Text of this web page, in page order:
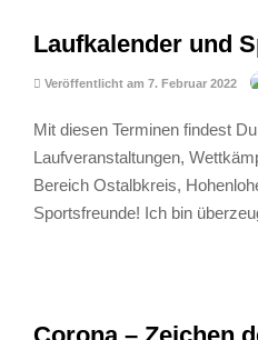
Laufkalender und
Veröffentlicht am 7. Februar 2022
Mit diesen Terminen findest
Laufveranstaltungen,
Bereich Ostalbkreis,
Sportsfreunde! Ich bin